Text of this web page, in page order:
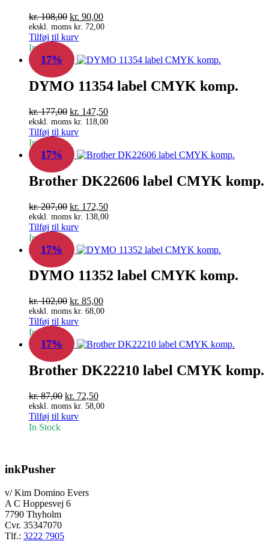
kr.108,00 Den
oprindelige
pris
var:
kr. 108,00.
kr. 90,00Den
aktuelle
kr. 90,00.
ekskl. moms kr. 72,00
Tilføj til kurv
In Stock
17%
DYMO 11354 label CMYK komp.
kr.177,00 Den
oprindelige
pris
var:
kr. 177,00.
kr. 147,50Den
aktuelle
kr. 147,50.
ekskl. moms kr. 118,00
Tilføj til kurv
In Stock
17%
Brother DK22606 label CMYK komp.
kr.207,00 Den
oprindelige
pris
var:
kr. 207,00.
kr. 172,50Den
aktuelle
kr. 172,50.
ekskl. moms kr. 138,00
Tilføj til kurv
In Stock
17%
DYMO 11352 label CMYK komp.
kr.102,00 Den
oprindelige
pris
var:
kr. 102,00.
kr. 85,00Den
aktuelle
kr. 85,00.
ekskl. moms kr. 68,00
Tilføj til kurv
In Stock
17%
Brother DK22210 label CMYK komp.
kr.87,00 Den
oprindelige
pris
kr. 72,50Den
aktuelle
ekskl. moms kr. 58,00
Tilføj til kurv
In Stock
inkPusher
v/ Kim Domino Evers
A C Hoppesvej 6
7790 Thyholm
Cvr. 35347070
Tlf.: 3222 7905